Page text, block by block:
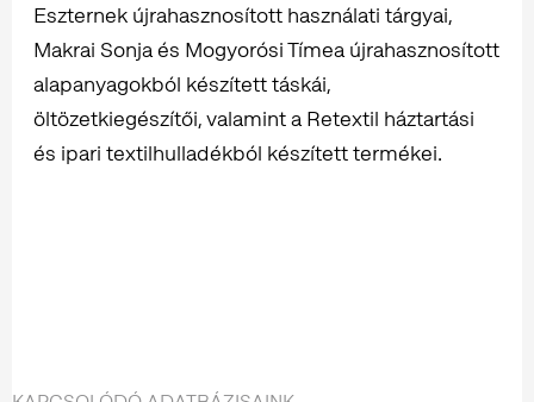
Eszternek újrahasznosított használati tárgyai,
Makrai Sonja és Mogyorósi Tímea újrahasznosított
alapanyagokból készített táskái,
öltözetkiegészítői, valamint a Retextil háztartási
és ipari textilhulladékból készített termékei.